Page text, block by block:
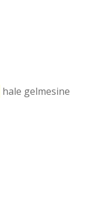
hale gelmesine